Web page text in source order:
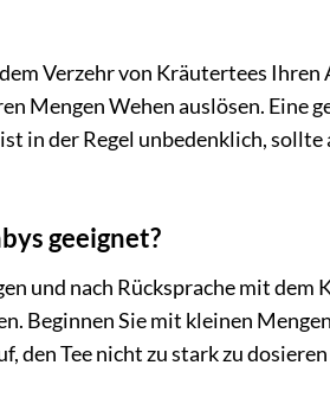
Verzehr von Kräutertees Ihren
Mengen Wehen auslösen. Eine
in der Regel unbedenklich,
geeignet?
und nach Rücksprache mit dem
Beginnen Sie mit kleinen
den Tee nicht zu stark zu